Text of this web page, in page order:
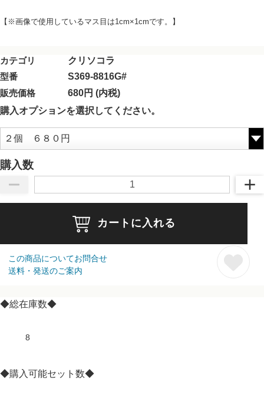
【※画像で使用しているマス目は1cm×1cmです。】
カテゴリ
クリソコラ
型番
S369-8816G#
販売価格
680円 (内税)
購入オプションを選択してください。
購入数
カートに入れる
この商品についてお問合せ
送料・発送のご案内
◆総在庫数◆
8
◆購入可能セット数◆